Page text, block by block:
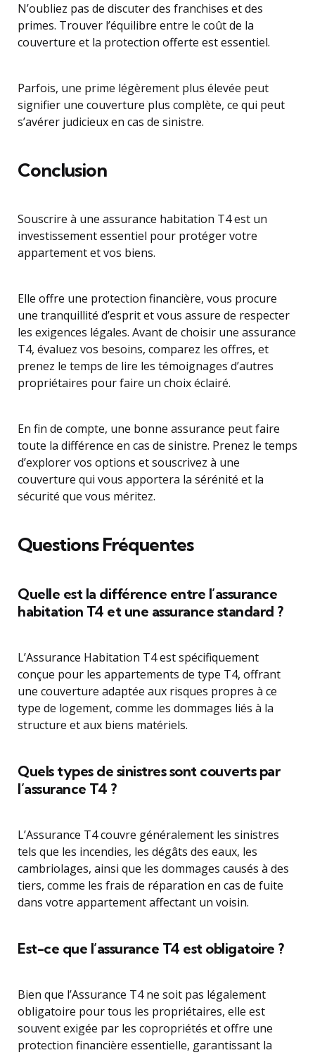
N’oubliez pas de discuter des franchises et des
primes. Trouver l’équilibre entre le coût de la
couverture et la protection offerte est essentiel.
Parfois, une prime légèrement plus élevée peut
signifier une couverture plus complète, ce qui peut
s’avérer judicieux en cas de sinistre.
Conclusion
Souscrire à une assurance habitation T4 est un
investissement essentiel pour protéger votre
appartement et vos biens.
Elle offre une protection financière, vous procure
une tranquillité d’esprit et vous assure de respecter
les exigences légales. Avant de choisir une assurance
T4, évaluez vos besoins, comparez les offres, et
prenez le temps de lire les témoignages d’autres
propriétaires pour faire un choix éclairé.
En fin de compte, une bonne assurance peut faire
toute la différence en cas de sinistre. Prenez le temps
d’explorer vos options et souscrivez à une
couverture qui vous apportera la sérénité et la
sécurité que vous méritez.
Questions Fréquentes
Quelle est la différence entre l’assurance
habitation T4 et une assurance standard ?
L’Assurance Habitation T4 est spécifiquement
conçue pour les appartements de type T4, offrant
une couverture adaptée aux risques propres à ce
type de logement, comme les dommages liés à la
structure et aux biens matériels.
Quels types de sinistres sont couverts par
l’assurance T4 ?
L’Assurance T4 couvre généralement les sinistres
tels que les incendies, les dégâts des eaux, les
cambriolages, ainsi que les dommages causés à des
tiers, comme les frais de réparation en cas de fuite
dans votre appartement affectant un voisin.
Est-ce que l’assurance T4 est obligatoire ?
Bien que l’Assurance T4 ne soit pas légalement
obligatoire pour tous les propriétaires, elle est
souvent exigée par les copropriétés et offre une
protection financière essentielle, garantissant la